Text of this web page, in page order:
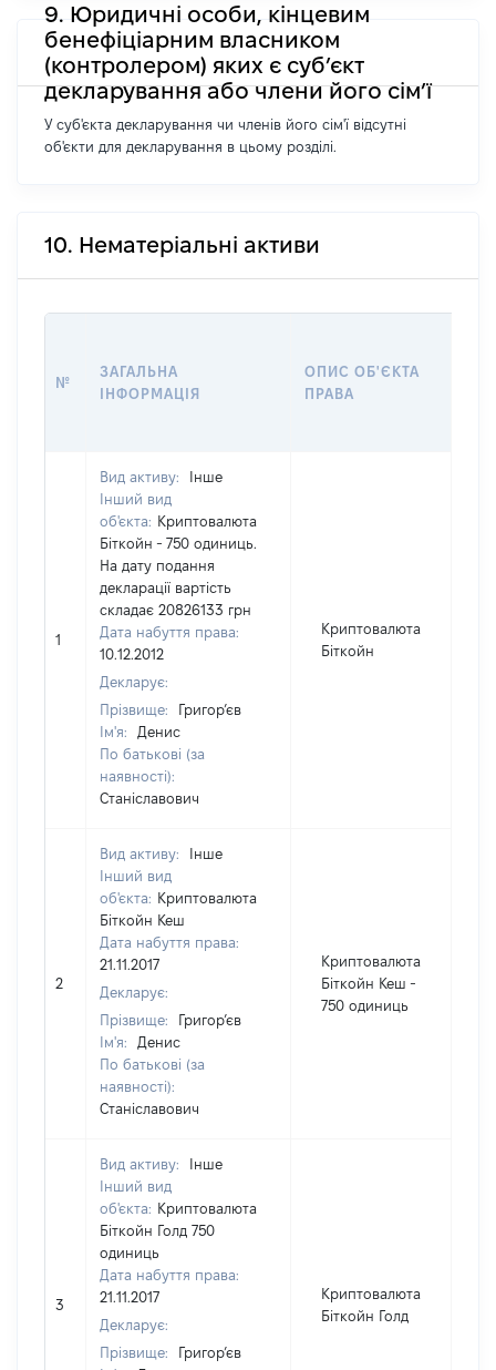
9. Юридичні особи, кінцевим
бенефіціарним власником
(контролером) яких є суб’єкт
декларування або члени його сім’ї
У суб'єкта декларування чи членів його сім'ї відсутні
об'єкти для декларування в цьому розділі.
10. Нематеріальні активи
№
ЗАГАЛЬНА
ІНФОРМАЦІЯ
ОПИС ОБ'ЄКТА
ПРАВА
1
Вид активу:
Інше
Інший вид
об'єкта: Криптовалюта
Біткойн - 750 одиниць.
На дату подання
декларації вартість
складає 20826133 грн
Дата набуття права:
10.12.2012
Декларує:
Прізвище:
Григор’єв
Ім'я:
Денис
По батькові (за
наявності):
Станіславович
Криптовалюта
Біткойн
2
Вид активу:
Інше
Інший вид
об'єкта: Криптовалюта
Біткойн Кеш
Дата набуття права:
21.11.2017
Декларує:
Прізвище:
Григор’єв
Ім'я:
Денис
По батькові (за
наявності):
Станіславович
Криптовалюта
Біткойн Кеш -
750 одиниць
3
Вид активу:
Інше
Інший вид
об'єкта: Криптовалюта
Біткойн Голд 750
одиниць
Дата набуття права:
21.11.2017
Декларує:
Прізвище:
Григор’єв
Криптовалюта
Біткойн Голд